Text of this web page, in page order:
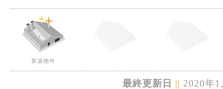
新築物件
最終更新日 || 2020年